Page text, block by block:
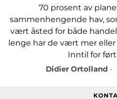
70 prosent av
sammenhengende hav,
vært åsted for både
lenge har de vært mer
Inntil for
Didier Ortolland